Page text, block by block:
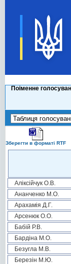
Поіменне
Зберегти в форматі RTF
Аліксійчук О.В.
Ананченко М.О.
Арахамія Д.Г.
Арсенюк О.О.
Бабій Р.В.
Бардіна М.О.
Безугла М.В.
Березін М.Ю.